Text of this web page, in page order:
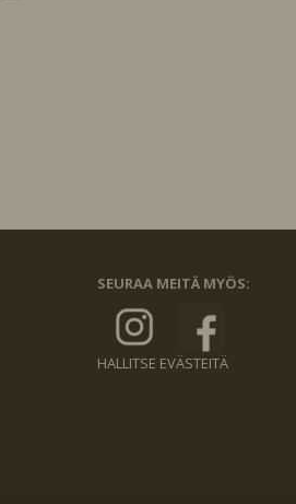
SEURAA MEITÄ MYÖS:
HALLITSE EVÄSTEITÄ